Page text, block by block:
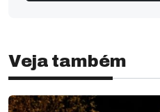
Veja também